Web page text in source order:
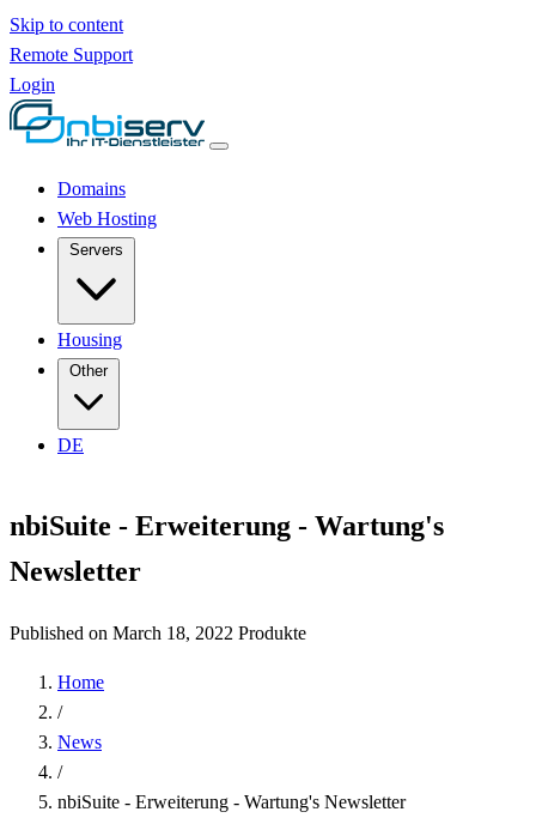
Skip to content
Remote Support
Login
Domains
Web Hosting
Housing
Other
DE
nbiSuite - Erweiterung - Wartung's
Newsletter
Published on March 18, 2022 Produkte
Home
/
News
/
nbiSuite - Erweiterung - Wartung's Newsletter